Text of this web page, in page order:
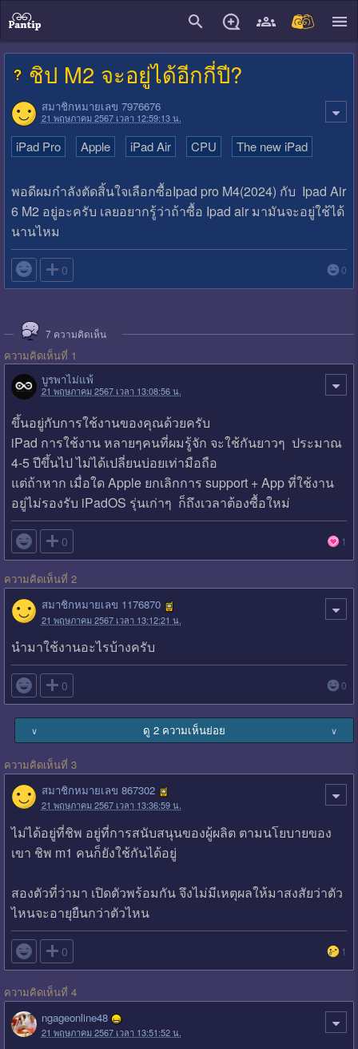
ชิป M2 จะอยู่ได้อีกกี่ปี?
สมาชิกหมายเลข 7976676
21 พฤษภาคม 2567 เวลา 12:59:13 น.
iPad Pro Apple iPad Air CPU The new iPad
พอดีผมกำลังตัดสิ้นใจเลือกซื้อIpad pro M4(2024) กับ Ipad Air
6 M2 อยู่อะครับ เลยอยากรู้ว่าถ้าซื้อ Ipad air มามันจะอยู่ใช้ได้
นานไหม
 0 0
7 ความคิดเห็น
ความคิดเห็นที่ 1
บูรพาไม่แพ้
21 พฤษภาคม 2567 เวลา 13:08:56 น.
ขึ้นอยู่กับการใช้งานของคุณด้วยครับ
iPad การใช้งาน หลายๆคนที่ผมรู้จัก จะใช้กันยาวๆ ประมาณ
4-5 ปีขึ้นไป ไม่ได้เปลี่ยนบ่อยเท่ามือถือ
แต่ถ้าหาก เมื่อใด Apple ยกเลิกการ support + App ที่ใช้งาน
อยู่ไม่รองรับ iPadOS รุ่นเก่าๆ ก็ถึงเวลาต้องซื้อใหม่
 0 1
ความคิดเห็นที่ 2
สมาชิกหมายเลข 1176870
21 พฤษภาคม 2567 เวลา 13:12:21 น.
นำมาใช้งานอะไรบ้างครับ
 0 0
∨ ดู 2 ความเห็นย่อย ∨
ความคิดเห็นที่ 3
สมาชิกหมายเลข 867302
21 พฤษภาคม 2567 เวลา 13:36:59 น.
ไม่ได้อยู่ที่ชิพ อยู่ที่การสนับสนุนของผู้ผลิต ตามนโยบายของ
เขา ชิพ m1 คนก็ยังใช้กันได้อยู่
สองตัวที่ว่ามา เปิดตัวพร้อมกัน จึงไม่มีเหตุผลให้มาสงสัยว่าตัว
ไหนจะอายุยืนกว่าตัวไหน
 0 1
ความคิดเห็นที่ 4
ngageonline48
21 พฤษภาคม 2567 เวลา 13:51:52 น.
close